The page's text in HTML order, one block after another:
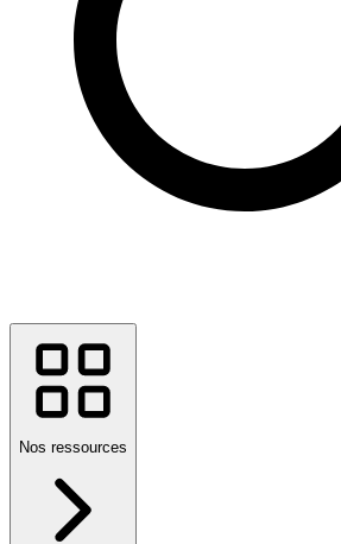
Nos ressources